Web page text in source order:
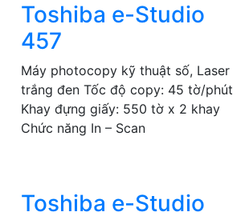
Toshiba e-Studio
457
Máy photocopy kỹ thuật số, Laser
trắng đen Tốc độ copy: 45 tờ/phút
Khay đựng giấy: 550 tờ x 2 khay
Chức năng In – Scan
Toshiba e-Studio